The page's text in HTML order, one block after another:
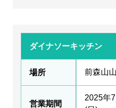
ダイナソーキッチン
場所 前森山
営業期間
2025年